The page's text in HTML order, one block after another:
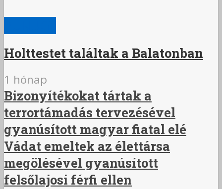
Holttestet találtak a Balatonban
1 hónap
Bizonyítékokat tártak a
terrortámadás tervezésével
gyanúsított magyar fiatal elé
Vádat emeltek az élettársa
megölésével gyanúsított
felsőlajosi férfi ellen